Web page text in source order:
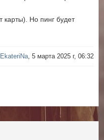
Но пинг будет
EkateriNa, 5 марта 2025 г, 06:32